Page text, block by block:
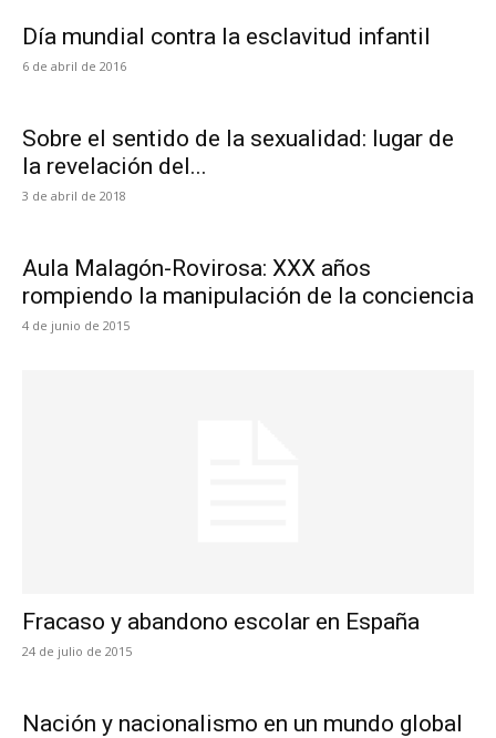
Día mundial contra la esclavitud infantil
6 de abril de 2016
Sobre el sentido de la sexualidad: lugar de
la revelación del...
3 de abril de 2018
Aula Malagón-Rovirosa: XXX años
rompiendo la manipulación de la conciencia
4 de junio de 2015
Fracaso y abandono escolar en España
24 de julio de 2015
Nación y nacionalismo en un mundo global